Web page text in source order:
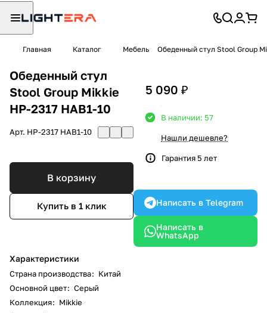
Главная Каталог Мебель Обеденный стул Stool Group
Обеденный стул
Stool Group Mikkie
HP-2317 HAB1-10
Арт. HP-2317 HAB1-10
В корзину
Купить в 1 клик
Характеристики
Страна производства: Китай
Основной цвет: Серый
Коллекция: Mikkie
5 090 ₽
В наличии: 57
Нашли дешевле?
Гарантия 5 лет
Написать в Telegram
Написать в
WhatsApp